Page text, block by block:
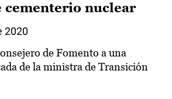
cementerio nuclear
2020
de Fomento a una
de la ministra de Transición